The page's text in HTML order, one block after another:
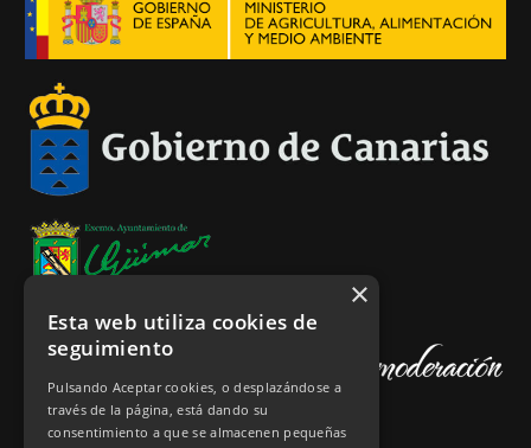
Esta web utiliza cookies de
seguimiento
Pulsando Aceptar cookies, o desplazándose a
través de la página, está dando su
consentimiento a que se almacenen pequeñas
×